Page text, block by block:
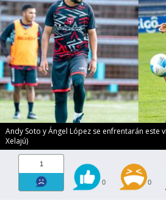
Andy Soto y Ángel López se enfrentarán este
Xelajú)
1
0 0